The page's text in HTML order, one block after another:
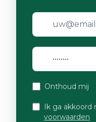
Onthoud mij
Ik ga akkoord
voorwaarden